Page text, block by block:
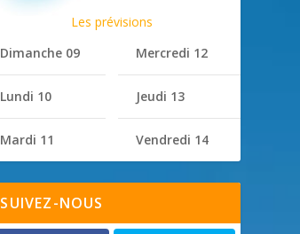
Les prévisions
Dimanche 09
Lundi 10
Mardi 11
Mercredi 12
Jeudi 13
Vendredi 14
SUIVEZ-NOUS